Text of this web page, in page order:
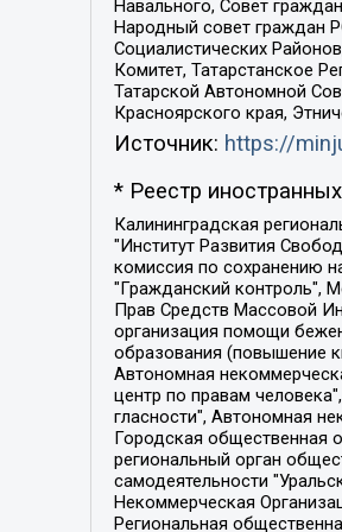
Навального, Совет
Народный совет граждан
Социалистических
Комитет, Татарстанское
Татарской Автономной
Красноярского края,
Источник: https://
* Реестр
Калининградская региональная общественная организация "Экозащита!-Женсовет", Фонд содействия защите прав и свобод граждан "Общественный вердикт", Фонд "Институт Развития Свободы Информации", Частное учреждение "Информационное агентство МЕМО. РУ", Региональная общественная организация "Общественная комиссия по сохранению наследия академика Сахарова", Фонд поддержки свободы прессы, Санкт-Петербургская общественная правозащитная организация "Гражданский контроль", Межрегиональная общественная организация "Информационно-просветительский центр "Мемориал", Региональный Фонд "Центр Защиты Прав Средств Массовой Информации", с 05.12.2023 Фонд "Центр Защиты Прав Средств массовой информации", Региональная общественная благотворительная организация помощи беженцам и мигрантам "Гражданское содействие", Негосударственное образовательное учреждение дополнительного профессионального образования (повышение квалификации) специалистов "АКАДЕМИЯ ПО ПРАВАМ ЧЕЛОВЕКА", Свердловская региональная общественная организация "Сутяжник", Автономная некоммерческая организация "Центр независимых социологических исследований", Союз общественных объединений "Российский исследовательский центр по правам человека", Региональное общественное учреждение научно-информационный центр "МЕМОРИАЛ", Некоммерческая организация "Фонд защиты гласности", Автономная некоммерческая организация "Институт прав человека", Городская общественная организация "Екатеринбургское общество "МЕМОРИАЛ", Городская общественная организация "Рязанское историко-просветительское и правозащитное общество